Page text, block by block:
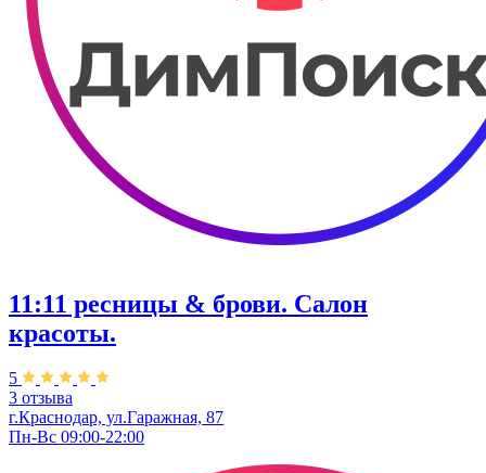
11:11 ресницы & брови. Салон
красоты.
5
3 отзыва
г.Краснодар, ул.Гаражная, 87
Пн-Вс 09:00-22:00